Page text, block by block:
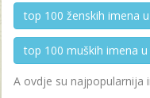
top 100 ženskih imena
top 100 muških imena u
A ovdje su najpopularnija